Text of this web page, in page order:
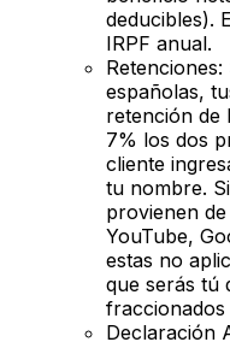
deducibles).
IRPF anual.
Retenciones:
españolas,
retención de
7% los dos
cliente
tu nombre.
provienen
YouTube,
estas no
que serás tú
fraccionados
Declaración